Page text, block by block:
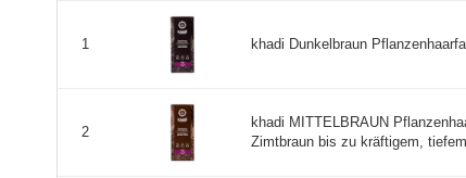
1 khadi Dunkelbraun
2
khadi MITTELBRAUN
Zimtbraun bis zu kräftigem, tiefem